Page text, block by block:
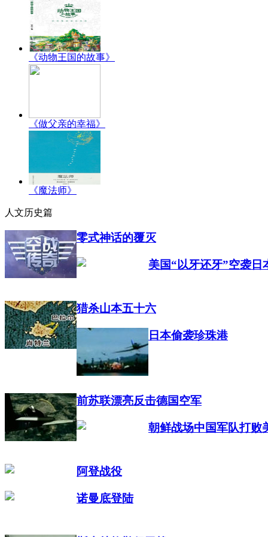
《动物王国的故事》
《做父亲的幸福》
《魔法师》
人文历史篇
零式神话的覆灭
美国“以牙还牙”空袭日
猎杀山本五十六
日本偷袭珍珠港
前苏联漂亮反击德国空军
朝鲜战场中国军队打败
阿登战役
诺曼底登陆